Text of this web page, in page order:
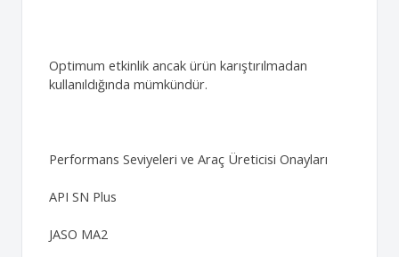
Optimum etkinlik ancak ürün karıştırılmadan
kullanıldığında mümkündür.
Performans Seviyeleri ve Araç Üreticisi Onayları
API SN Plus
JASO MA2